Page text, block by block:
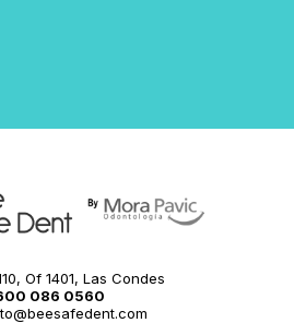
Of 1401, Las Condes
086 0560